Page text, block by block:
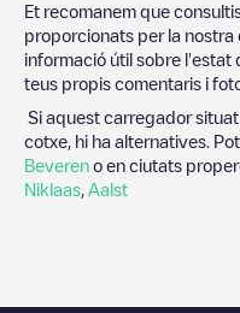
Et recomanem que
proporcionats per la
informació útil sobre l'estat
teus propis comentaris i
Si aquest carregador
cotxe, hi ha alternatives.
Beveren o en ciutats
Niklaas Aalst